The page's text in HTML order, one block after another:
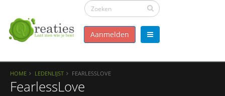
Aanmelden
HOME LEDENLIJST FEARLESSLOVE
FearlessLove